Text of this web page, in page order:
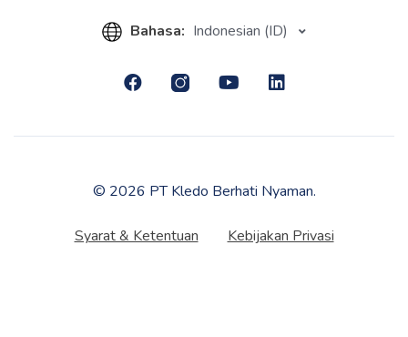
Bahasa: Indonesian (ID)
© 2026 PT Kledo Berhati Nyaman.
Syarat & Ketentuan Kebijakan Privasi